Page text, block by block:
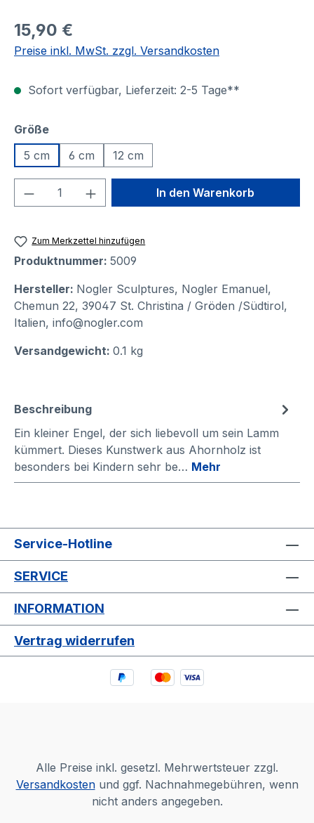
15,90 €
Preise inkl. MwSt. zzgl. Versandkosten
Sofort verfügbar, Lieferzeit: 2-5 Tage**
Größeauswählen
5 cm
6 cm 12 cm
Produkt Anzahl: Gib denIn den Warenkorb
Zum Merkzettel hinzufügen
Produktnummer: 5009
Hersteller: Nogler Sculptures, Nogler Emanuel,
Chemun 22, 39047 St. Christina / Gröden /Südtirol,
Italien, info@nogler.com
Versandgewicht: 0.1 kg
Beschreibung
Ein kleiner Engel, der sich liebevoll um sein Lamm
kümmert. Dieses Kunstwerk aus Ahornholz ist
besonders bei Kindern sehr be… Mehr
Service-Hotline
SERVICE
INFORMATION
Vertrag widerrufen
Alle Preise inkl. gesetzl. Mehrwertsteuer zzgl.
Versandkostenund ggf. Nachnahmegebühren, wenn
nicht anders angegeben.